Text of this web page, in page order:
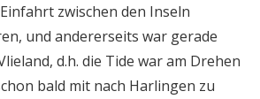
zwischen den Inseln
und andererseits war gerade
d.h. die Tide war am Drehen
bald mit nach Harlingen zu